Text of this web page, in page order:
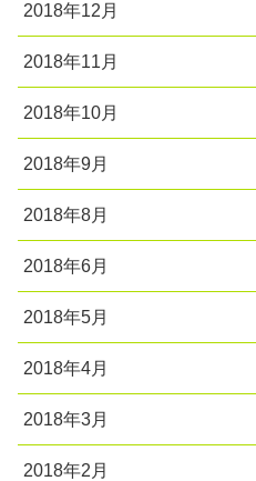
2018年12月
2018年11月
2018年10月
2018年9月
2018年8月
2018年6月
2018年5月
2018年4月
2018年3月
2018年2月